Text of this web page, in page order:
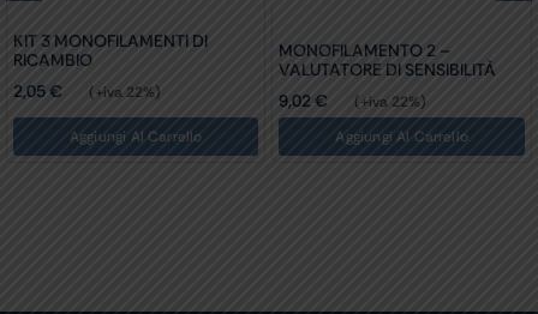
KIT 3 MONOFILAMENTI DI
RICAMBIO
2,05 € (+iva 22%)
Aggiungi Al Carrello
MONOFILAMENTO 2 –
VALUTATORE DI SENSIBILITÀ
9,02€
(+iva 22%)
Aggiungi Al Carrello